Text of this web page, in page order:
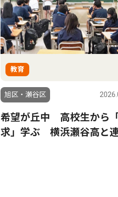
教育
旭区・瀬谷区
希望が丘中 高校生から
求」学ぶ 横浜瀬谷高と